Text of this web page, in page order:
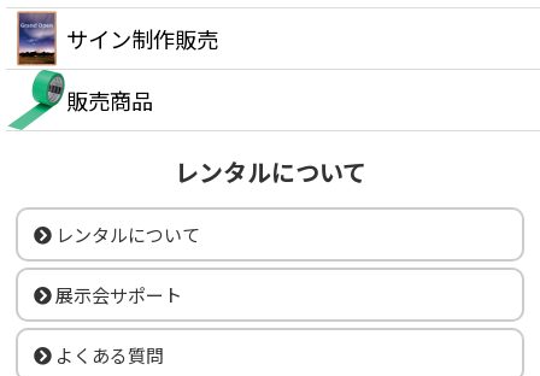
サイン制作販売
販売商品
レンタルについて
レンタルについて
展示会サポート
よくある質問